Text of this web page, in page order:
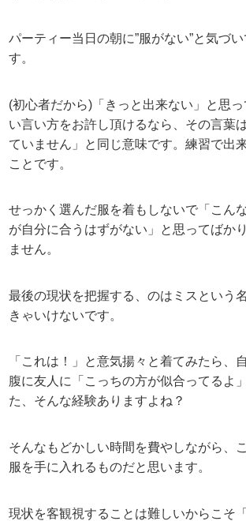
パーティー当日の朝に”服がない”と気づ
す。
(初心者だから)「きっと出来ない」と思
い言い方をお許し頂けるなら、その言葉
ていません」と同じ意味です。練習で出
ことです。
せっかく選んだ服を着もしないで「こん
が自分に合うはずがない」と思ってばか
ません。
最後の現状を把握する、のはミスという
きゃいけないです。
「これは！」と意気揚々と着てみたら、
腹に友人に「こっちの方が似合ってるよ
た、そんな経験ありますよね？
そんなもどかしい時間を費やしながら、
服を手に入れるものだと思います。
現状を客観視することは難しいからこ